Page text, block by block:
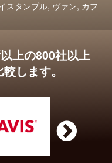
スタンブル, ヴァン, カフ
上の800社以上
します。
